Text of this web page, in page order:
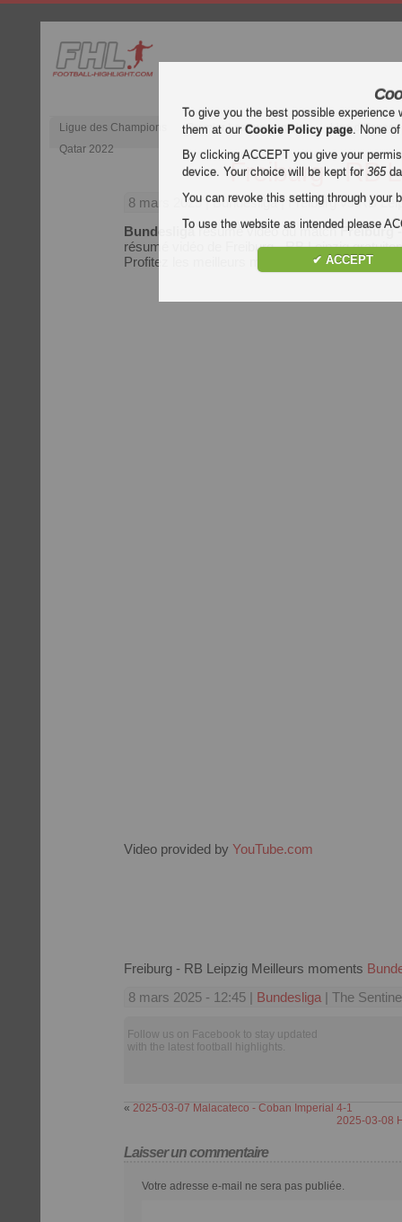
Ligue des Champions Premier League anglaise
Liga
Qatar 2022
Freiburg - RB
8 mars 2025 | Bundesliga | Freiburg vs RB
Bundesliga résumé vidéo du matchFreiburg
résumé vidéo de Freiburg - RB Leipzig
Profitez les meilleurs moments de chaque
Video provided by YouTube.com
Freiburg - RB Leipzig Meilleurs moments
8 mars 2025 - 12:45 | Bundesliga | The
Follow us on Facebook to stay updated
with the latest football highlights.
« 2025-03-07 Malacateco - Coban Imperial 4-1
2025-03-08
Laisser un commentaire
Votre adresse e-mail ne sera pas publiée.
To give you the best possible
them at ourCookie Policy page. None
By clicking ACCEPT you give your
device. Your choice will be kept for365
You can revoke this setting through your
To use the website as intended please
✔ ACCEPT